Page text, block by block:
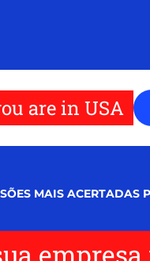
are in USA
MAIS